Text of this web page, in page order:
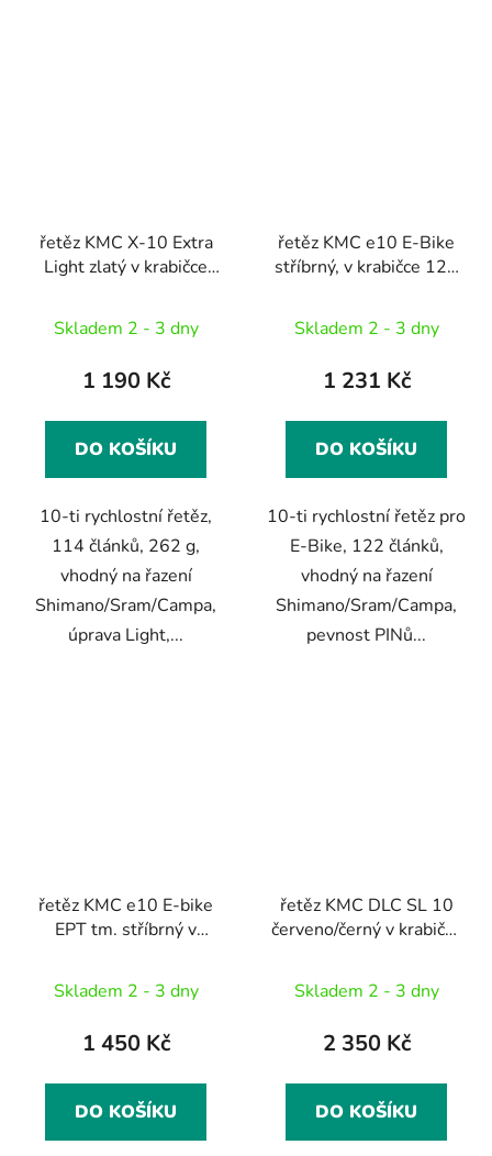
řetěz KMC X-10 Extra
Light zlatý v krabičce
Skladem 2 - 3 dny
1 190 Kč
DO KOŠÍKU
10-ti rychlostní řetěz,
114 článků, 262 g,
vhodný na řazení
Shimano/Sram/Campa,
úprava Light,...
řetěz KMC e10 E-Bike
stříbrný, v krabičce 122
Skladem 2 - 3 dny
1 231 Kč
DO KOŠÍKU
10-ti rychlostní řetěz pro
E-Bike, 122 článků,
vhodný na řazení
Shimano/Sram/Campa,
pevnost PINů...
řetěz KMC e10 E-bike
EPT tm. stříbrný v
Skladem 2 - 3 dny
1 450 Kč
DO KOŠÍKU
řetěz KMC DLC SL 10
červeno/černý v krabičce
Skladem 2 - 3 dny
2 350 Kč
DO KOŠÍKU